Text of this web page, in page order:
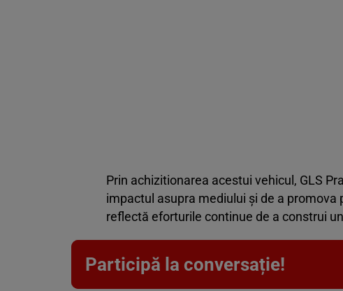
Prin achizitionarea acestui vehicul, GLS
impactul asupra mediului și de a
reflectă eforturile continue de a construi
Participă la conversație!